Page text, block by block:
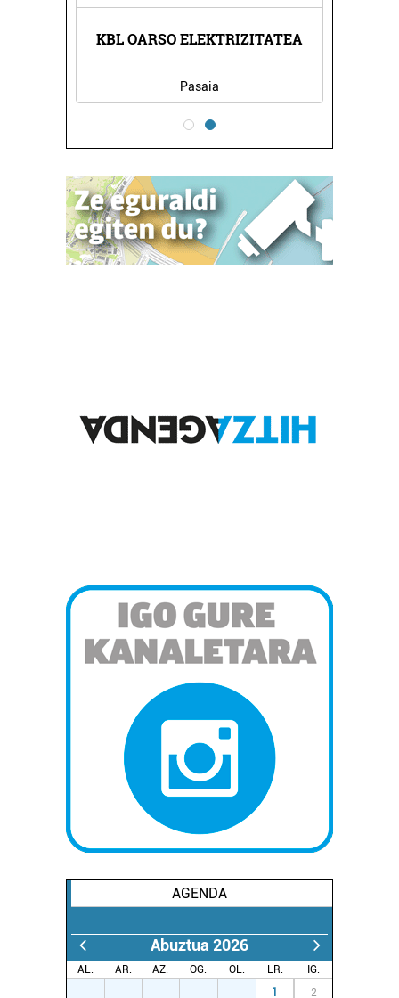
KBL OARSO ELEKTRIZITATEA
Pasaia
AGENDA
Abuztua 2026
AL. AR. AZ. OG. OL. LR.
IG.
1 2